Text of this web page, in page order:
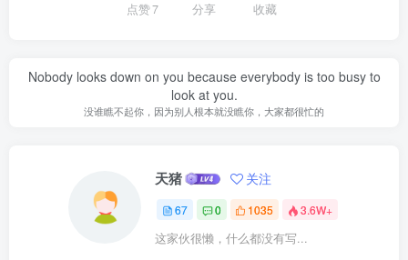
点赞7 分享 收藏
Nobody looks down on you because everybody is too busy to
look at you.
没谁瞧不起你，因为别人根本就没瞧你，大家都很忙的
天猪 关注
67 0 1035 3.6W+
这家伙很懒，什么都没有写...